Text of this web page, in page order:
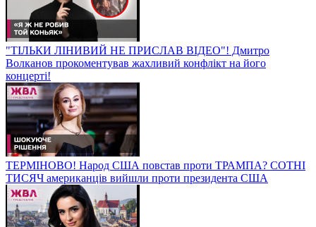
"ТІЛЬКИ ЛІНИВИЙ НЕ ПРИСЛАВ ВІДЕО"! Дмитро
Волканов прокоментував жахливий конфлікт на його
концерті!
ТЕРМІНОВО! Народ США повстав проти ТРАМПА? СОТНІ
ТИСЯЧ американців вийшли проти президента США